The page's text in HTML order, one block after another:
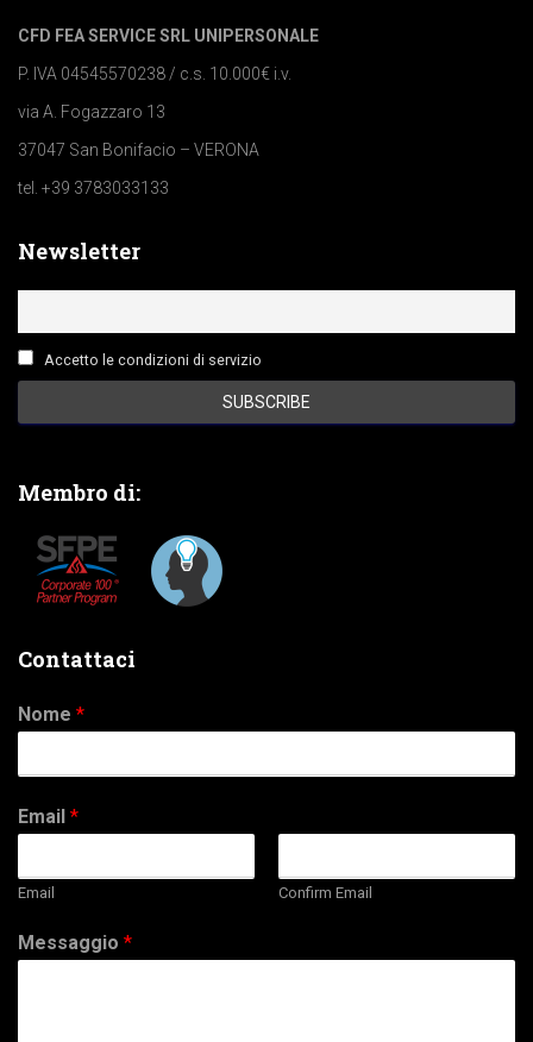
CFD FEA SERVICE SRL UNIPERSONALE
P. IVA 04545570238 / c.s. 10.000€ i.v.
via A. Fogazzaro 13
37047 San Bonifacio – VERONA
tel. +39 3783033133
Newsletter
Accetto le condizioni di servizio
Membro di:
Contattaci
Nome *
Email *
Email Confirm Email
Messaggio *